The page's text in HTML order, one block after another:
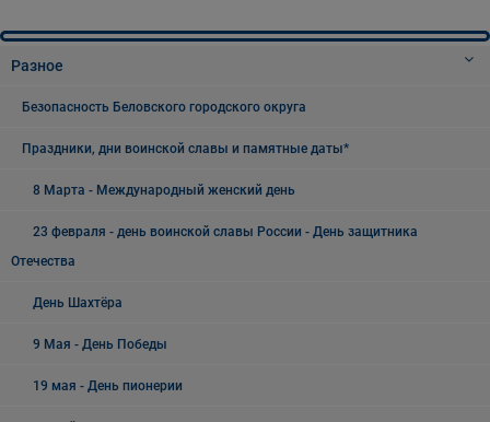
Разное
Безопасность Беловского городского округа
Праздники, дни воинской славы и памятные даты*
8 Марта - Международный женский день
23 февраля - день воинской славы России - День защитника
Отечества
День Шахтёра
9 Мая - День Победы
19 мая - День пионерии